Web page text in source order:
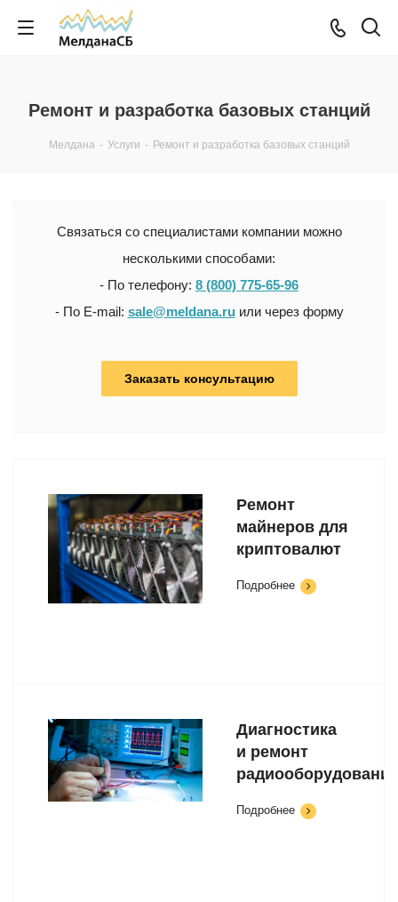
Ремонт и разработка базовых станций
Мелдана - Услуги - Ремонт и разработка базовых станций
Связаться со специалистами компании можно
несколькими способами:
- По телефону: 8 (800) 775-65-96
- По E-mail: sale@meldana.ruили через форму
Заказать консультацию
Ремонт
майнеров для
криптовалют
Подробнее
Диагностика
и ремонт
Подробнее